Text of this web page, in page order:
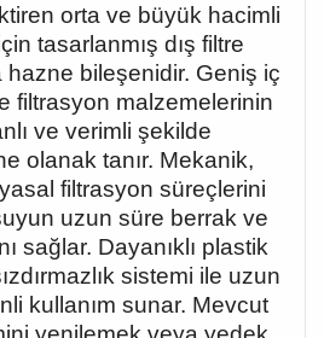
orta ve büyük hacimli
tasarlanmış dış filtre
bileşenidir. Geniş iç
filtrasyon malzemelerinin
ve verimli şekilde
olanak tanır. Mekanik,
filtrasyon süreçlerini
uzun süre berrak ve
sağlar. Dayanıklı plastik
sistemi ile uzun
kullanım sunar. Mevcut